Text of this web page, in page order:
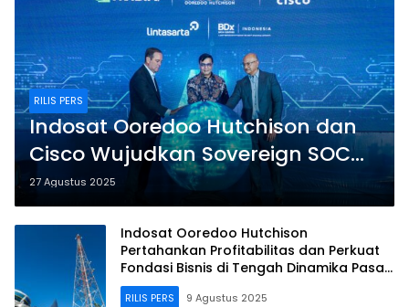
RILIS PERS
Indosat Ooredoo Hutchison dan
Cisco Wujudkan Sovereign SOC
Demi Kedaulatan Digital
Indonesia
27 Agustus 2025
Indosat Ooredoo Hutchison
Pertahankan Profitabilitas dan Perkuat
Fondasi Bisnis di Tengah Dinamika Pasar
yang Menantang
RILIS PERS 9 Agustus 2025